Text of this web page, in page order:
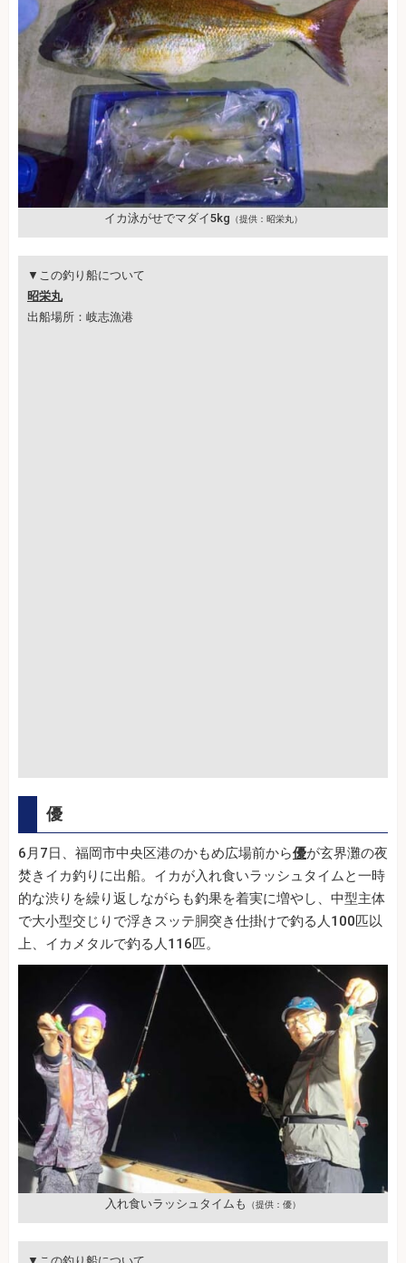
イカ泳がせでマダイ5kg （提供：昭栄丸）
▼この釣り船について
昭栄丸
出船場所：岐志漁港
優
6月7日、福岡市中央区港のかもめ広場前から優が玄界灘の夜
焚きイカ釣りに出船。イカが入れ食いラッシュタイムと一時
的な渋りを繰り返しながらも釣果を着実に増やし、中型主体
で大小型交じりで浮きスッテ胴突き仕掛けで釣る人100匹以
上、イカメタルで釣る人116匹。
入れ食いラッシュタイムも （提供：優）